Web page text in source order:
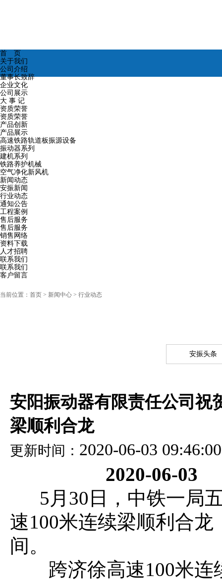
首 页
关于我们
公司介绍
董事长致辞
企业文化
公司展示
大 事 记
资质荣誉
资质荣誉
产品创新
产品展示
高速铁路轨道板振源设备
振动器系列
建机系列
铁路养护机械
空气净化新风机
新闻动态
安振新闻
行业动态
通知公告
工程案例
售后服务
售后服务
销售网络
资料下载
人才招聘
联系我们
联系我们
客户留言
当前位置： 首页 > 新闻中心 > 行业动态
安振头条
安阳振动器有限责任公司祝
梁顺利合龙
更新时间： 2020-06-03 09:46:00
2020-06-03
5月30日，中铁一局五
速100米连续梁顺利合
间。
跨济徐高速100米连